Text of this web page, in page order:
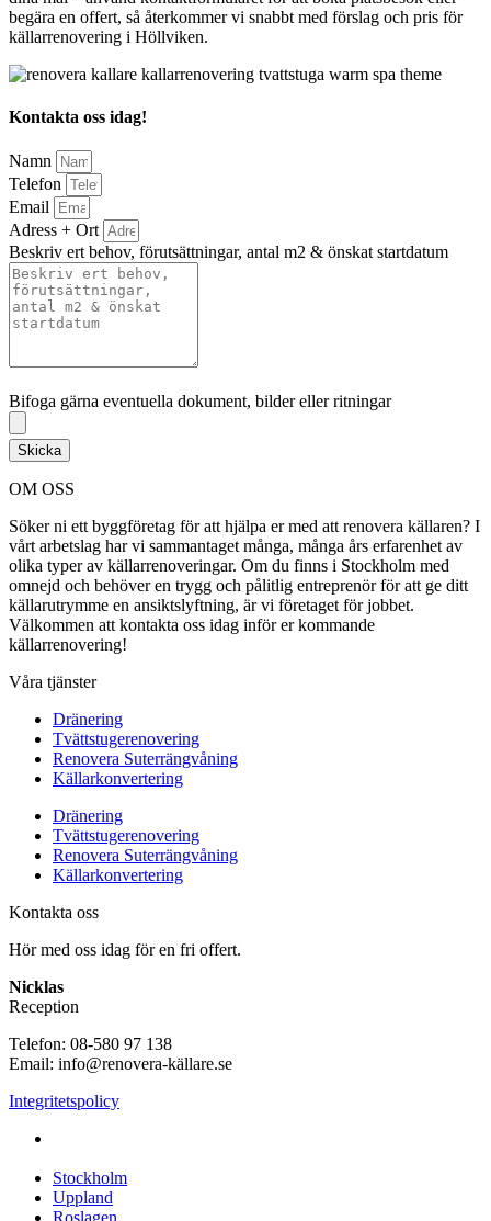
begära en offert, så återkommer vi snabbt med förslag och pris för
källarrenovering i Höllviken.
Kontakta oss idag!
Namn
Telefon
Email
Adress + Ort
Beskriv ert behov, förutsättningar, antal m2 & önskat startdatum
Bifoga gärna eventuella dokument, bilder eller ritningar
Skicka
OM OSS
Söker ni ett byggföretag för att hjälpa er med att renovera källaren? I
vårt arbetslag har vi sammantaget många, många års erfarenhet av
olika typer av källarrenoveringar. Om du finns i Stockholm med
omnejd och behöver en trygg och pålitlig entreprenör för att ge ditt
källarutrymme en ansiktslyftning, är vi företaget för jobbet.
Välkommen att kontakta oss idag inför er kommande
källarrenovering!
Våra tjänster
Dränering
Tvättstugerenovering
Renovera Suterrängvåning
Källarkonvertering
Dränering
Tvättstugerenovering
Renovera Suterrängvåning
Källarkonvertering
Kontakta oss
Hör med oss idag för en fri offert.
Nicklas
Reception
Telefon: 08-580 97 138
Email: info@renovera-källare.se
Integritetspolicy
Stockholm
Uppland